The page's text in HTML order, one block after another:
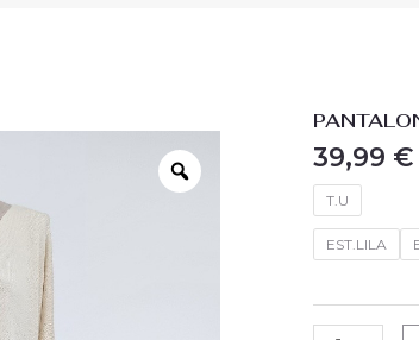
Zoom 39,99 €
T.U
EST.LILA
cantidad